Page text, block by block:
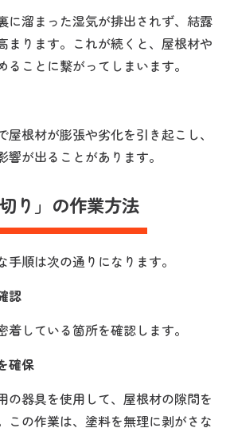
に溜まった湿気が排出されず、結露
まります。これが続くと、屋根材や
ことに繋がってしまいます。
根材が膨張や劣化を引き起こし、
が出ることがあります。
切り」の作業方法
手順は次の通りになります。
認
している箇所を確認します。
確保
の器具を使用して、屋根材の隙間を
この作業は、塗料を無理に剥がさな